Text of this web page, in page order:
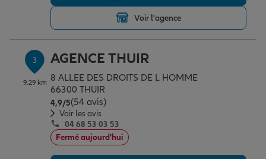
Garantie des accidents de la vie
Assurance scolaire
Protection juridique
Voir l'agence
3
9.29 km
AGENCE THUIR
8 ALLEE DES DROITS DE L HOMME
66300 THUIR
4,9/5Note de 4.9 sur 5
(54 avis)
Voir les avis
04 68 53 03 53
Fermé aujourd'hui